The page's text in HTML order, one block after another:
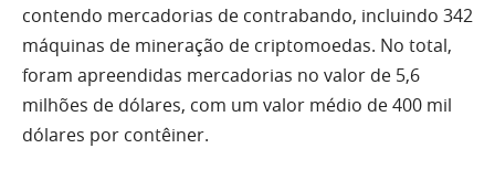
contendo mercadorias de contrabando, incluindo 342
máquinas de mineração de criptomoedas. No total,
foram apreendidas mercadorias no valor de 5,6
milhões de dólares, com um valor médio de 400 mil
dólares por contêiner.